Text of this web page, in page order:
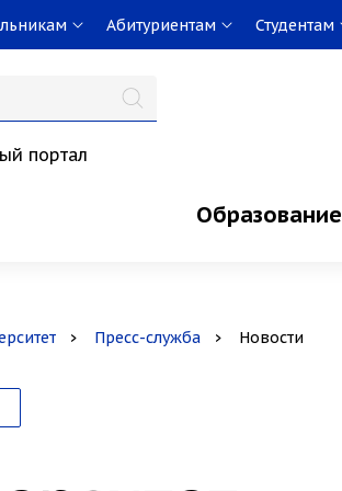
Абитуриентам Студентам
портал
Образование
Пресс-служба Новости